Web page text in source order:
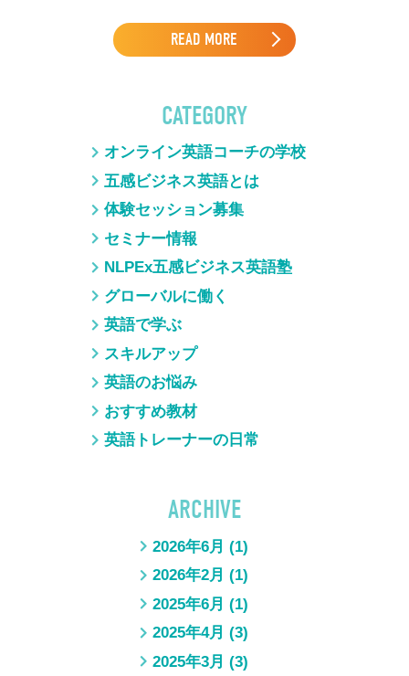
READ MORE
CATEGORY
オンライン英語コーチの学校
五感ビジネス英語とは
体験セッション募集
セミナー情報
NLPEx五感ビジネス英語塾
グローバルに働く
英語で学ぶ
スキルアップ
英語のお悩み
おすすめ教材
英語トレーナーの日常
ARCHIVE
2026年6月 (1)
2026年2月 (1)
2025年6月 (1)
2025年4月 (3)
2025年3月 (3)